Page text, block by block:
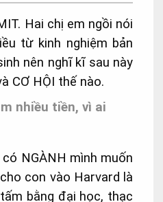
Hai chị em ngồi nói
từ kinh nghiệm bản
nên nghĩ kĩ sau này
CƠ HỘI thế nào.
nhiều tiền, vì ai
NGÀNH mình muốn
con vào Harvard là
bằng đại học, thạc